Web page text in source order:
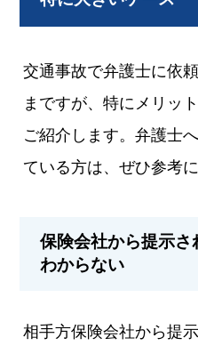
交通事故で弁護士に依
まですが、特にメリッ
ご紹介します。弁護士
ている方は、ぜひ参考
保険会社から提示
わからない
相手方保険会社から提